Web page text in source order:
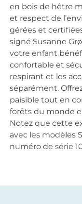
en bois de hêtre
et respect de
gérées et
signé Susanne
votre enfant
confortable et
respirant et les
séparément.
paisible tout en
forêts du monde
Notez que cette
avec les modèles
numéro de série